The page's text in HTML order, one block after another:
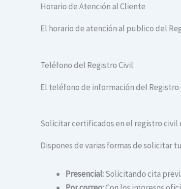
Horario de Atención al Cliente
El horario de atención al publico del
Teléfono del Registro Civil
El teléfono de información del Registro
Solicitar certificados en el registro civil
Dispones de varias formas de solicitar
Presencial:Solicitando cita